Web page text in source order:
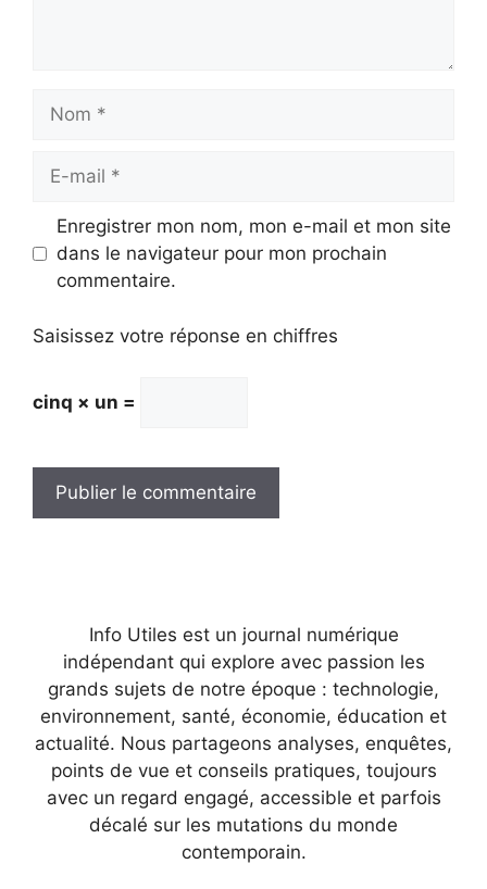
Nom
Enregistrer mon nom, mon e-mail et mon site
dans le navigateur pour mon prochain
commentaire.
Saisissez votre réponse en chiffres
cinq × un =
Info Utiles est un journal numérique
indépendant qui explore avec passion les
grands sujets de notre époque : technologie,
environnement, santé, économie, éducation et
actualité. Nous partageons analyses, enquêtes,
points de vue et conseils pratiques, toujours
avec un regard engagé, accessible et parfois
décalé sur les mutations du monde
contemporain.